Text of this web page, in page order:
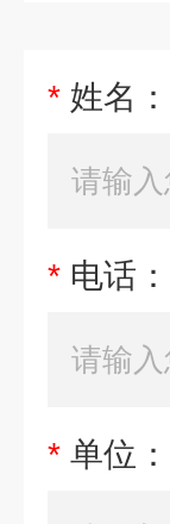
* 姓名：
* 电话：
* 单位：